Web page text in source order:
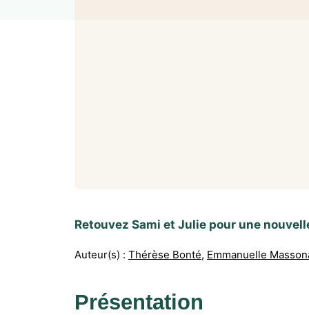
Retouvez Sami et Julie pour une
Auteur(s) : Thérèse Bonté, Emmanuelle
Présentation